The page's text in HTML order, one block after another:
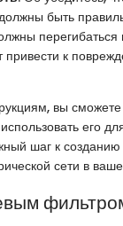
быть
перегибаться
привести к
вы
его
шаг к
сети в